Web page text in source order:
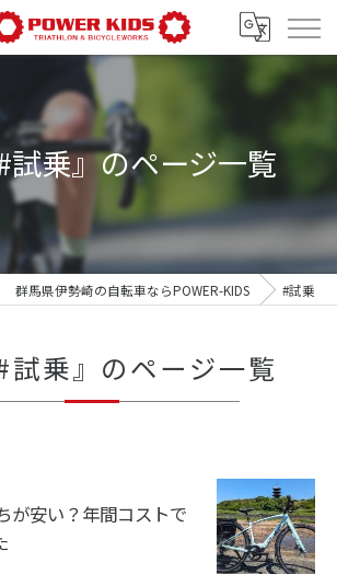
試乗』のページ一覧
群馬県伊勢崎の自転車ならPOWER-KIDS #試乗
試乗』のページ一覧
が安い？年間コストで